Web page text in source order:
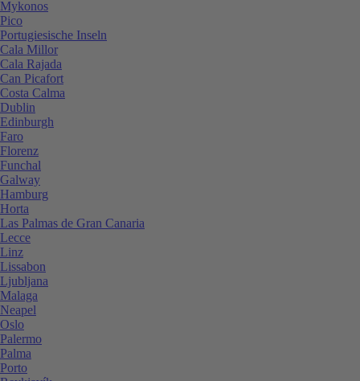
Mykonos
Pico
Portugiesische Inseln
Cala Millor
Cala Rajada
Can Picafort
Costa Calma
Dublin
Edinburgh
Faro
Florenz
Funchal
Galway
Hamburg
Horta
Las Palmas de Gran Canaria
Lecce
Linz
Lissabon
Ljubljana
Malaga
Neapel
Oslo
Palermo
Palma
Porto